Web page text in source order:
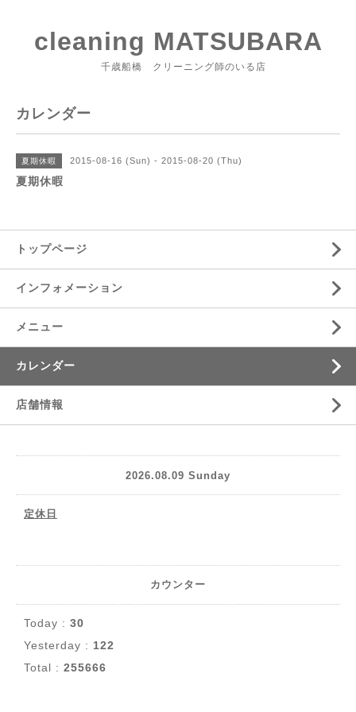
cleaning MATSUBARA
千歳船橋 クリーニング師のいる店
カレンダー
夏期休暇 2015-08-16 (Sun) - 2015-08-20 (Thu)
夏期休暇
トップページ
インフォメーション
メニュー
カレンダー
店舗情報
2026.08.09 Sunday
定休日
カウンター
Today : 30
Yesterday : 122
Total : 255666